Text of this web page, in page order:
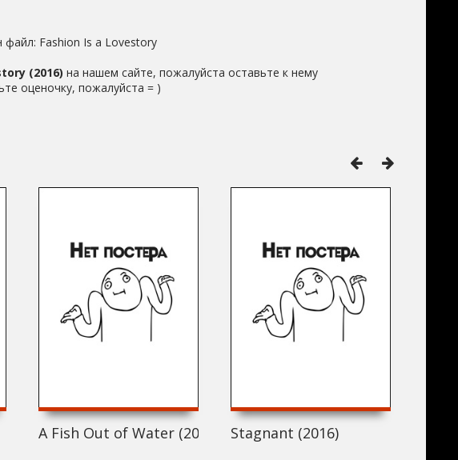
файл: Fashion Is a Lovestory
(2016) на нашем сайте, пожалуйста оставьте к нему
оценочку, пожалуйста = )
A Fish Out of Water (2016) Stagnant (2016)